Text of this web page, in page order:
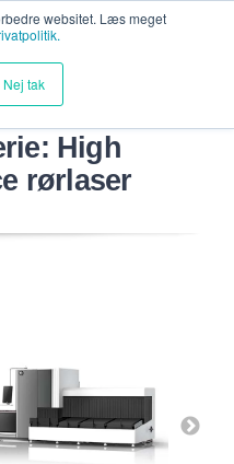
websitet. Læs meget
Nej tak
High
rørlaser